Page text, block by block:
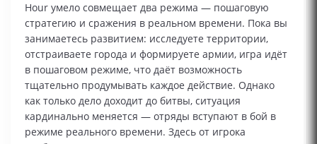
Hour умело совмещает два режима — пошаговую
стратегию и сражения в реальном времени. Пока вы
занимаетесь развитием: исследуете территории,
отстраиваете города и формируете армии, игра идёт
в пошаговом режиме, что даёт возможность
тщательно продумывать каждое действие. Однако
как только дело доходит до битвы, ситуация
кардинально меняется — отряды вступают в бой в
режиме реального времени. Здесь от игрока